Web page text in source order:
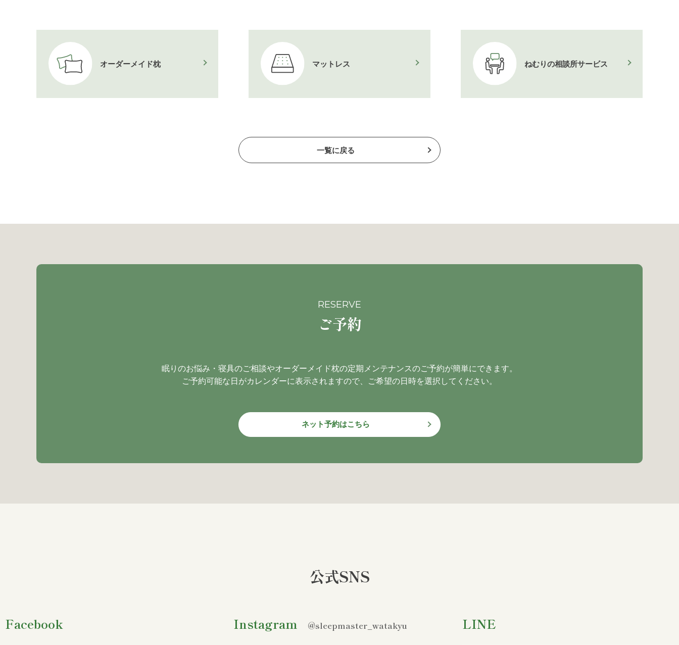
オーダーメイド枕 マットレス ねむりの相談所サービス
一覧に戻る
RESERVE
ご予約
眠りのお悩み・寝具のご相談やオーダーメイド枕の定期メンテナンスのご予約が簡単にできます。
ご予約可能な日がカレンダーに表示されますので、ご希望の日時を選択してください。
ネット予約はこちら
公式SNS
Facebook Instagram @sleepmaster_watakyu LINE